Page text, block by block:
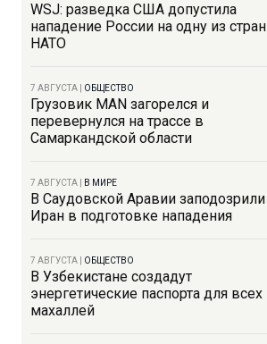
WSJ: разведка США допустила
нападение России на одну из стран
НАТО
7 АВГУСТА ОБЩЕСТВО
Грузовик MAN загорелся и
перевернулся на трассе в
Самаркандской области
7 АВГУСТА В МИРЕ
В Саудовской Аравии заподозрили
Иран в подготовке нападения
7 АВГУСТА ОБЩЕСТВО
В Узбекистане создадут
энергетические паспорта для всех
махаллей